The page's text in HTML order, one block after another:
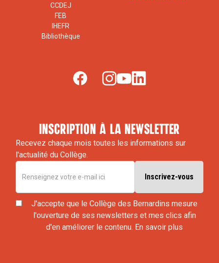
CCDEJ
FEB
IHEFR
Bibliothèque
inscription à la newsletter
Recevez chaque mois toutes les informations sur
l'actualité du Collège.
J'accepte que le Collège des Bernardins mesure
l'ouverture de ses newsletters et mes clics afin
d'en améliorer le contenu. En savoir plus